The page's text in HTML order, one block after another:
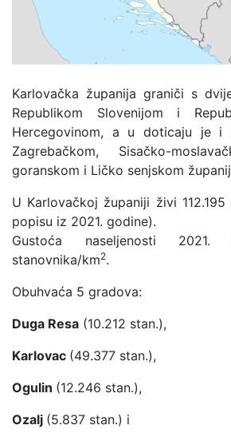
Karlovačka županija graniči s
Republikom Slovenijom i
Hercegovinom, a u doticaju je i
Zagrebačkom, Sisačko-
goranskom i Ličko senjskom
U Karlovačkoj županiji živi
popisu iz 2021. godine).
Gustoća naseljenosti
stanovnika/km2.
Obuhvaća 5 gradova:
Duga Resa (10.212 stan.),
Karlovac (49.377 stan.),
Ogulin (12.246 stan.),
Ozalj (5.837 stan.) i